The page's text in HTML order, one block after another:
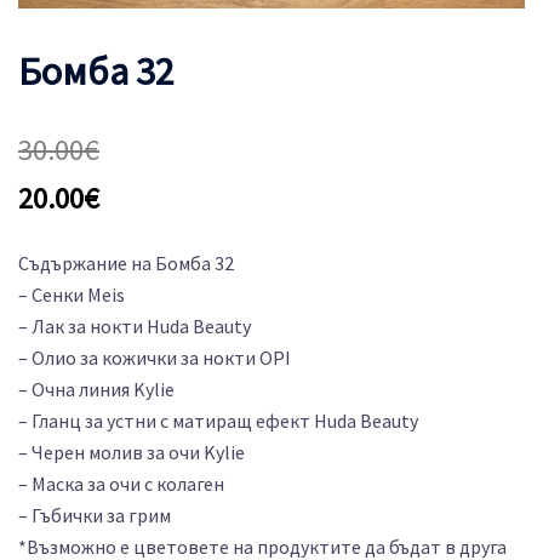
Бомба 32
30.00€
20.00€
Съдържание на Бомба 32
– Сенки Meis
– Лак за нокти Huda Beauty
– Олио за кожички за нокти OPI
– Очна линия Kylie
– Гланц за устни с матиращ ефект Huda Beauty
– Черен молив за очи Kylie
– Маска за очи с колаген
– Гъбички за грим
*Възможно е цветовете на продуктите да бъдат в друга